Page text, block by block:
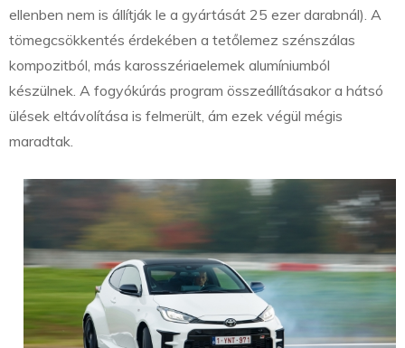
ellenben nem is állítják le a gyártását 25 ezer darabnál). A
tömegcsökkentés érdekében a tetőlemez szénszálas
kompozitból, más karosszériaelemek alumíniumból
készülnek. A fogyókúrás program összeállításakor a hátsó
ülések eltávolítása is felmerült, ám ezek végül mégis
maradtak.